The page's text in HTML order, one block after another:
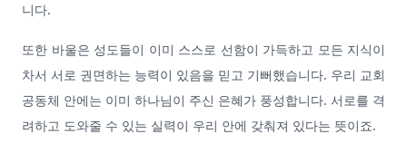
니다.
또한 바울은 성도들이 이미 스스로 선함이 가득하고 모든 지식이
차서 서로 권면하는 능력이 있음을 믿고 기뻐했습니다. 우리 교회
공동체 안에는 이미 하나님이 주신 은혜가 풍성합니다. 서로를 격
려하고 도와줄 수 있는 실력이 우리 안에 갖춰져 있다는 뜻이죠.